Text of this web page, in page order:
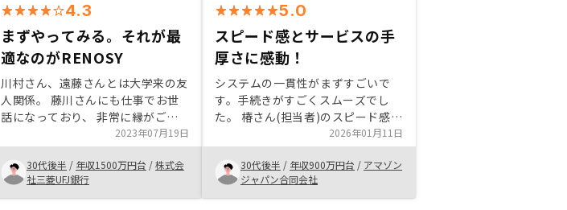
4.3
まずやってみる。それが最
適なのがRENOSY
川村さん、遠藤さんとは大学来の友
人関係。 藤川さんにも仕事でお世
話になっており、 非常に縁がござ
いました。 企業としてとても信頼
しております。 そこに、飯田さん
の迅速かつ丁寧なセールスの元、投
資の多様化、インフレ対策、保険代
替、与信活用等での投資メリットを
2023年07月19日
30代後半 / 年収1500万円台 /株式会
社三菱UFJ銀行
5.0
スピード感とサービスの手
厚さに感動！
システムの一貫性がまずすごいで
す。手続きがすごくスムーズでし
た。 椿さん(担当者)のスピード感と
ピカイチ対応に感動です。 投資に
リスクは付きものですが、リノシー
さんはリスク面も包み隠さず説明し
てくれるので不安が軽減されます。
ChatGPTで、「不動産投資するな
2026年01月11日
30代後半 / 年収900万円台 / アマゾン
ジャパン合同会社